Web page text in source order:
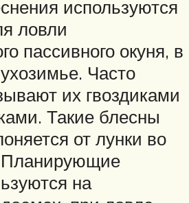
используются
ловли
пассивного окуня, в
Часто
их гвоздиками
Такие блесны
от лунки во
на